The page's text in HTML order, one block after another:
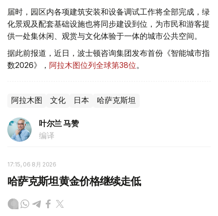
届时，园区内各项建筑安装和设备调试工作将全部完成，绿
化景观及配套基础设施也将同步建设到位，为市民和游客提
供一处集休闲、观赏与文化体验于一体的城市公共空间。
据此前报道，近日，波士顿咨询集团发布首份《智能城市指
数2026》， 阿拉木图位列全球第38位。
阿拉木图 文化 日本 哈萨克斯坦
叶尔兰 马赞
编译
17:15, 06 8月 2026
哈萨克斯坦黄金价格继续走低